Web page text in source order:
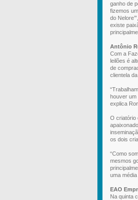
ganho de
fizemos
do
existe
Antônio
Com a
leilões é
de
clientela
houver um
explica
O criatório
os dois
“Como
mesmos
uma
EAO
Na quinta